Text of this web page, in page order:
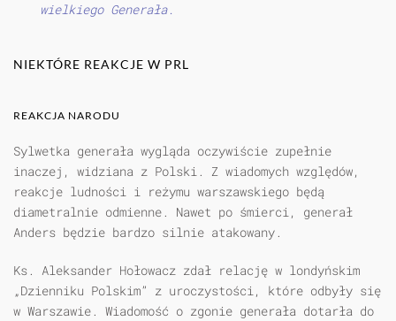
wielkiego Generała.
NIEKTÓRE REAKCJE W PRL
REAKCJA NARODU
Sylwetka generała wygląda oczywiście zupełnie
inaczej, widziana z Polski. Z wiadomych względów,
reakcje ludności i reżymu warszawskiego będą
diametralnie odmienne. Nawet po śmierci, generał
Anders będzie bardzo silnie atakowany.
Ks. Aleksander Hołowacz zdał relację w londyńskim
„Dzienniku Polskim” z uroczystości, które odbyły się
w Warszawie. Wiadomość o zgonie generała dotarła do